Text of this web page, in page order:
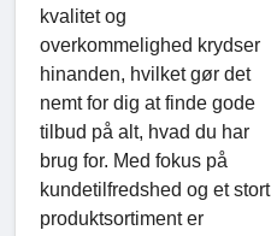
kvalitet og
overkommelighed krydser
hinanden, hvilket gør det
nemt for dig at finde gode
tilbud på alt, hvad du har
brug for. Med fokus på
kundetilfredshed og et stort
produktsortiment er